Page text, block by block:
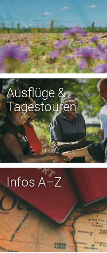
Ausflüge &
Tagestouren
Infos A–Z